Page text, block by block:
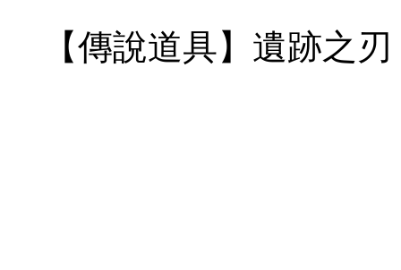
【傳說道具】遺跡之